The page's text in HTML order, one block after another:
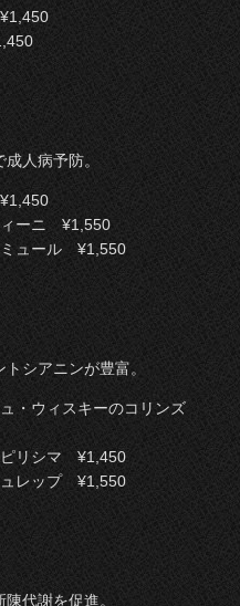
人病予防。
ィーニ ¥1,550
ミュール ¥1,550
シアニンが豊富。
・ウィスキーのコリンズ
ピリシマ ¥1,450
ュレップ ¥1,550
陳代謝を促進。